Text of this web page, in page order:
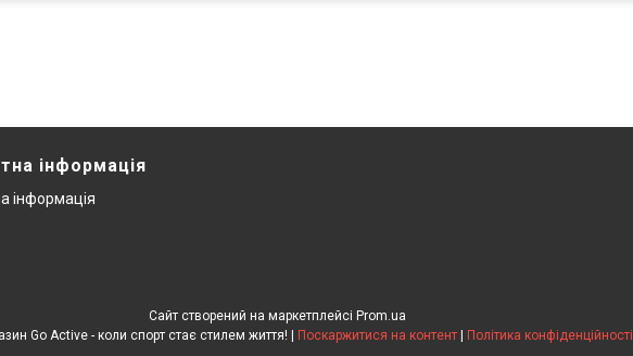
інформація
інформація
Сайт створений на маркетплейсі Prom.ua
Поскаржитися на контент Політика конфіденційності